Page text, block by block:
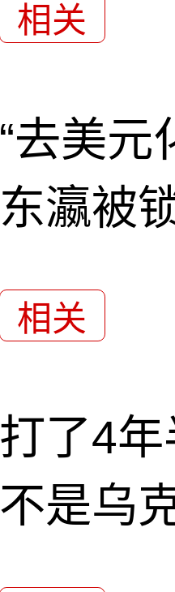
相关
“去美元
东瀛被
相关
打了4
不是乌